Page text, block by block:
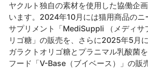
ヤクルト独自の素材を使用した協働企
います。2024年10月には猫用商品のニ
サプリメント「MediSuppli （メディサ
リゴ糖」の販売を、さらに2025年5月
ガラクトオリゴ糖とプラニマル乳酸菌
フード「V-Base（ブイベース）」の販